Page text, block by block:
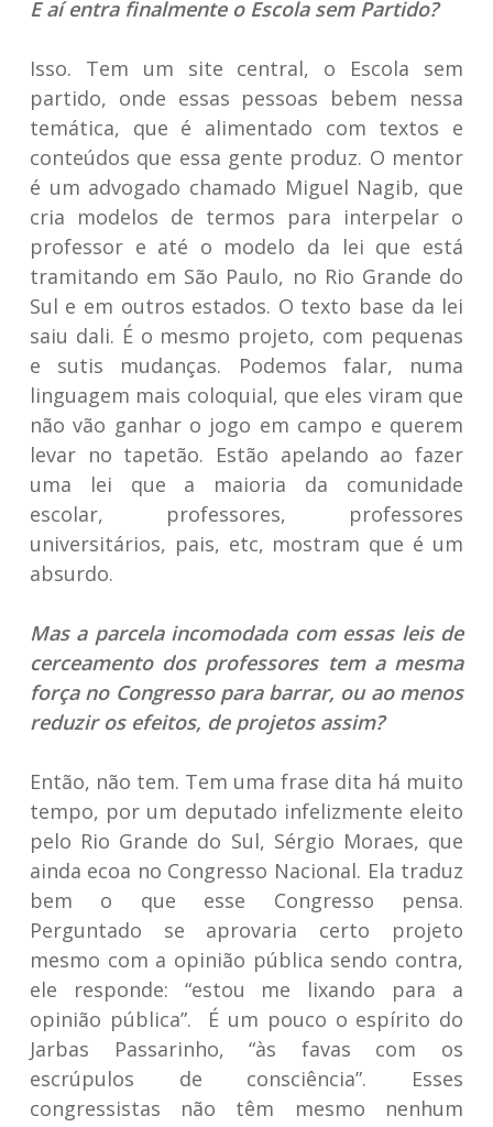
E aí entra finalmente o Escola sem Partido?
Isso. Tem um site central, o Escola sem
partido, onde essas pessoas bebem nessa
temática, que é alimentado com textos e
conteúdos que essa gente produz. O mentor
é um advogado chamado Miguel Nagib, que
cria modelos de termos para interpelar o
professor e até o modelo da lei que está
tramitando em São Paulo, no Rio Grande do
Sul e em outros estados. O texto base da lei
saiu dali. É o mesmo projeto, com pequenas
e sutis mudanças. Podemos falar, numa
linguagem mais coloquial, que eles viram que
não vão ganhar o jogo em campo e querem
levar no tapetão. Estão apelando ao fazer
uma lei que a maioria da comunidade
escolar, professores, professores
universitários, pais, etc, mostram que é um
absurdo.
Mas a parcela incomodada com essas leis de
cerceamento dos professores tem a mesma
força no Congresso para barrar, ou ao menos
reduzir os efeitos, de projetos assim?
Então, não tem. Tem uma frase dita há muito
tempo, por um deputado infelizmente eleito
pelo Rio Grande do Sul, Sérgio Moraes, que
ainda ecoa no Congresso Nacional. Ela traduz
bem o que esse Congresso pensa.
Perguntado se aprovaria certo projeto
mesmo com a opinião pública sendo contra,
ele responde: “estou me lixando para a
opinião pública”. É um pouco o espírito do
Jarbas Passarinho, “às favas com os
escrúpulos de consciência”. Esses
congressistas não têm mesmo nenhum